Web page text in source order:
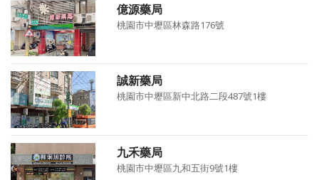
億源藥局
桃園市中壢區林森路176號
誠新藥局
桃園市中壢區新中北路二段487號1樓
九禾藥局
桃園市中壢區九和五街9號1樓